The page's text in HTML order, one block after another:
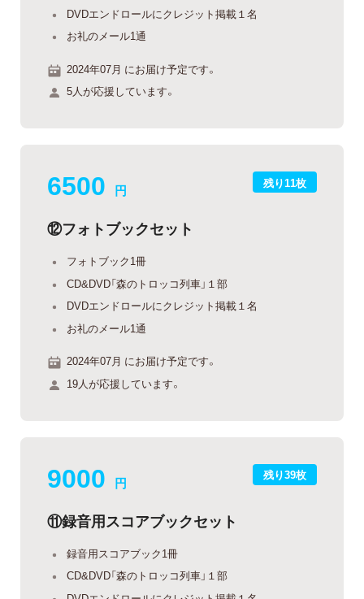
DVDエンドロールにクレジット掲載１名
お礼のメール1通
2024年07月 にお届け予定です。
5人が応援しています。
残り11枚
6500 円
⑫フォトブックセット
フォトブック1冊
CD&DVD「森のトロッコ列車」１部
DVDエンドロールにクレジット掲載１名
お礼のメール1通
2024年07月 にお届け予定です。
19人が応援しています。
残り39枚
9000 円
⑪録音用スコアブックセット
録音用スコアブック1冊
CD&DVD「森のトロッコ列車」１部